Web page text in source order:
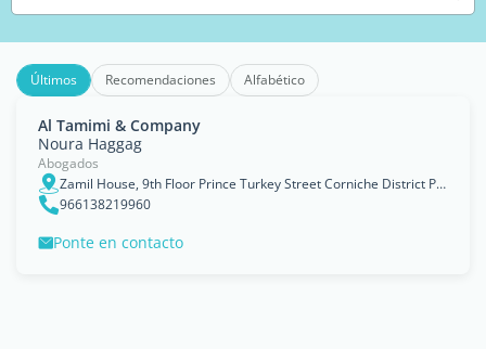
Últimos Recomendaciones Alfabético
Al Tamimi & Company
Noura Haggag
Abogados
Zamil House, 9th Floor Prince Turkey Street Corniche District P.O. Box 1227, 31952
966138219960
Ponte en contacto